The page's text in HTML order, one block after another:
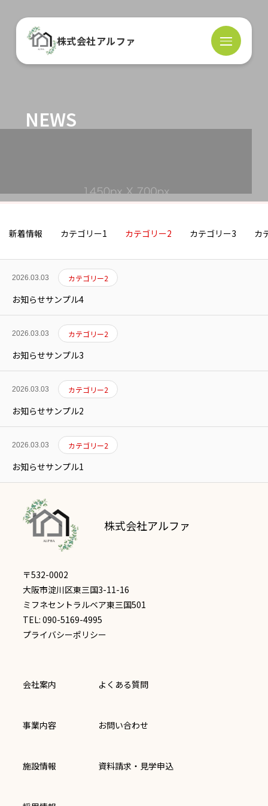
株式会社アルファ
NEWS
新着情報 カテゴリー1 カテゴリー2 カテゴリー3 カ
2026.03.03 カテゴリー2
お知らせサンプル4
2026.03.03 カテゴリー2
お知らせサンプル3
2026.03.03 カテゴリー2
お知らせサンプル2
2026.03.03 カテゴリー2
お知らせサンプル1
株式会社アルファ
〒532-0002
大阪市淀川区東三国3-11-16
ミフネセントラルベア東三国501
TEL: 090-5169-4995
プライバシーポリシー
会社案内 よくある質問
事業内容 お問い合わせ
施設情報 資料請求・見学申込